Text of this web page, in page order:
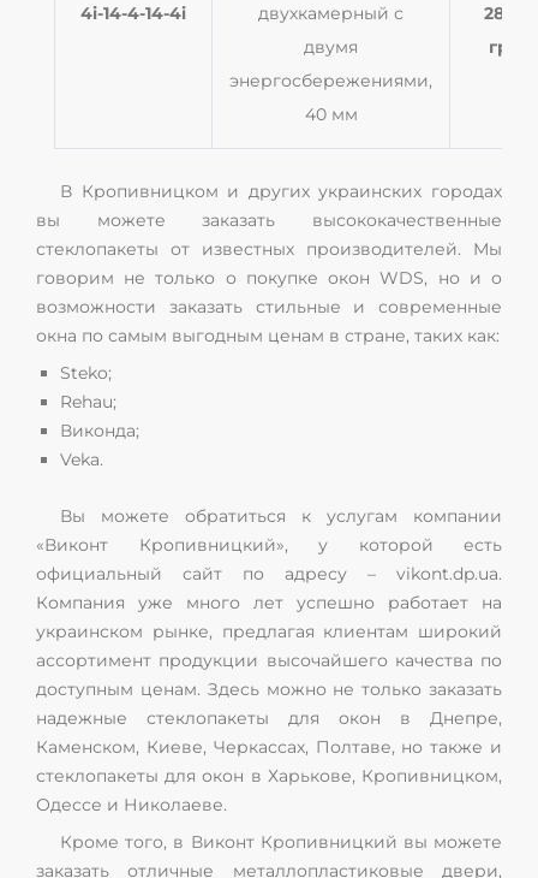
4i-14-4-14-4i
двухкамерный с
двумя
энергосбережениями,
40 мм
2830
грн
В Кропивницком и других украинских городах
вы можете заказать высококачественные
стеклопакеты от известных производителей. Мы
говорим не только о покупке окон WDS, но и о
возможности заказать стильные и современные
окна по самым выгодным ценам в стране, таких как:
Steko;
Rehau;
Виконда;
Veka.
Вы можете обратиться к услугам компании
«Виконт Кропивницкий», у которой есть
официальный сайт по адресу – vikont.dp.ua.
Компания уже много лет успешно работает на
украинском рынке, предлагая клиентам широкий
ассортимент продукции высочайшего качества по
доступным ценам. Здесь можно не только заказать
надежные стеклопакеты для окон в Днепре,
Каменском, Киеве, Черкассах, Полтаве, но также и
стеклопакеты для окон в Харькове, Кропивницком,
Одессе и Николаеве.
Кроме того, в Виконт Кропивницкий вы можете
заказать отличные металлопластиковые двери,